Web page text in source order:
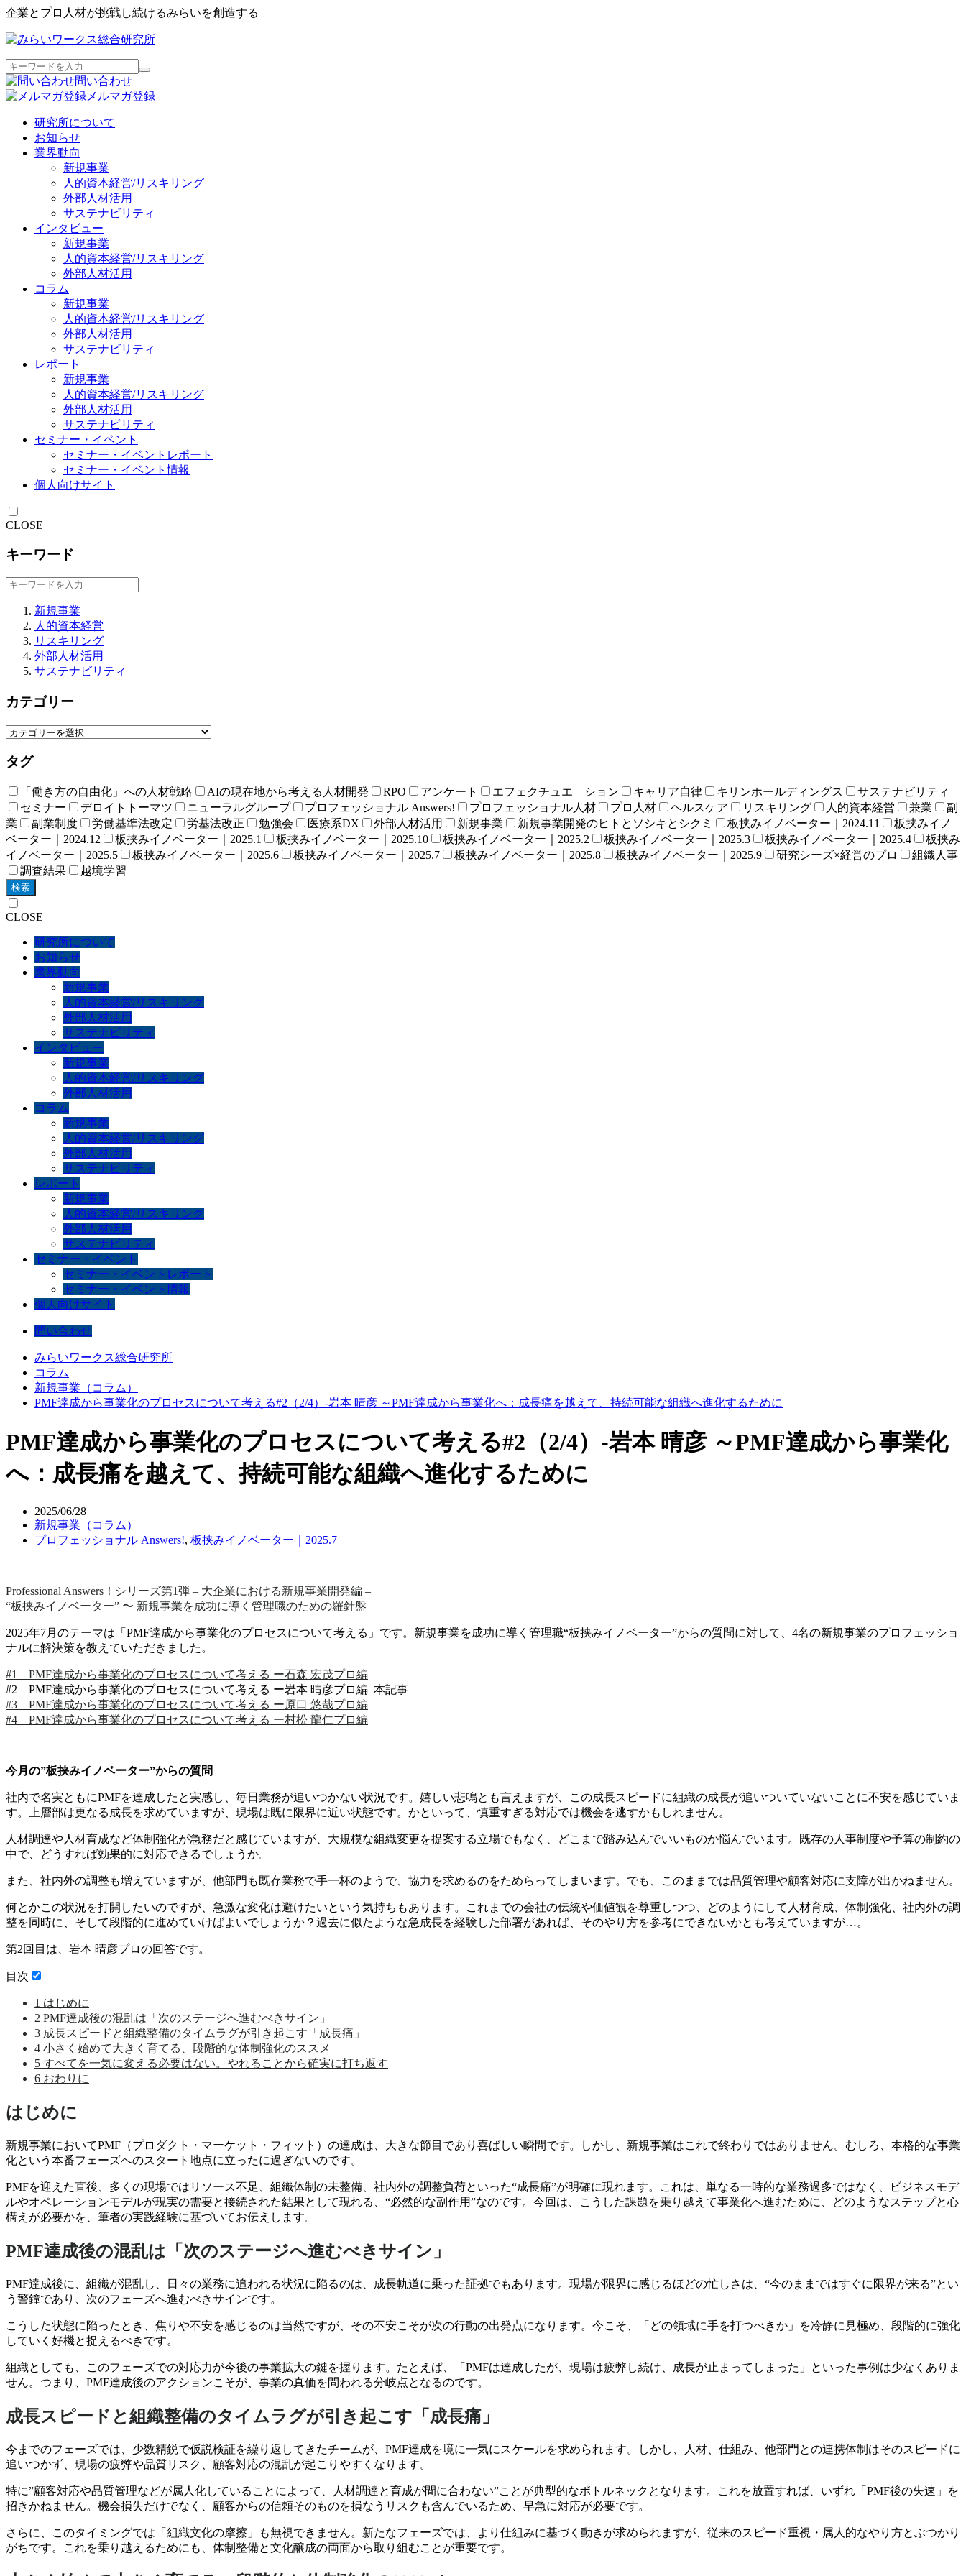
企業とプロ人材が挑戦し続けるみらいを創造する
問い合わせ
メルマガ登録
研究所について
お知らせ
業界動向
新規事業
人的資本経営/リスキリング
外部人材活用
サステナビリティ
インタビュー
新規事業
人的資本経営/リスキリング
外部人材活用
コラム
新規事業
人的資本経営/リスキリング
外部人材活用
サステナビリティ
レポート
新規事業
人的資本経営/リスキリング
外部人材活用
サステナビリティ
セミナー・イベント
セミナー・イベントレポート
セミナー・イベント情報
個人向けサイト
CLOSE
キーワード
新規事業
人的資本経営
リスキリング
外部人材活用
サステナビリティ
カテゴリー
タグ
「働き方の自由化」への人材戦略 AIの現在地から考える人材開発 RPO アンケート エフェクチュエ―ション キャリア自律 キリンホールディングス
サステナビリティ
セミナー
デロイトトーマツ ニューラルグループ プロフェッショナル Answers! プロフェッショナル人材 プロ人材 ヘルスケア リスキリング 人的資本経営 兼業
副
業
副業制度 労働基準法改定 労基法改正 勉強会 医療系DX 外部人材活用 新規事業 新規事業開発のヒトとソシキとシクミ 板挟みイノベーター｜2024.11
板挟みイノ
ベーター｜2024.12
板挟みイノベーター｜2025.1 板挟みイノベーター｜2025.10 板挟みイノベーター｜2025.2 板挟みイノベーター｜2025.3 板挟みイノベーター｜2025.4
板挟み
イノベーター｜2025.5
板挟みイノベーター｜2025.6 板挟みイノベーター｜2025.7 板挟みイノベーター｜2025.8 板挟みイノベーター｜2025.9 研究シーズ×経営のプロ
組織人事
調査結果
越境学習
検索
CLOSE
研究所について
お知らせ
業界動向
新規事業
人的資本経営/リスキリング
外部人材活用
サステナビリティ
インタビュー
新規事業
人的資本経営/リスキリング
外部人材活用
コラム
新規事業
人的資本経営/リスキリング
外部人材活用
サステナビリティ
レポート
新規事業
人的資本経営/リスキリング
外部人材活用
サステナビリティ
セミナー・イベント
セミナー・イベントレポート
セミナー・イベント情報
個人向けサイト
問い合わせ
みらいワークス総合研究所
コラム
新規事業（コラム）
PMF達成から事業化のプロセスについて考える#2（2/4）-岩本 晴彦 ～PMF達成から事業化へ：成長痛を越えて、持続可能な組織へ進化するために
PMF達成から事業化のプロセスについて考える#2（2/4）-岩本 晴彦 ～PMF達成から事業化
へ：成長痛を越えて、持続可能な組織へ進化するために
2025/06/28
新規事業（コラム）
プロフェッショナル Answers!, 板挟みイノベーター｜2025.7
Professional Answers！シリーズ第1弾 – 大企業における新規事業開発編 –
“板挟みイノベーター” 〜 新規事業を成功に導く管理職のための羅針盤
2025年7月のテーマは「PMF達成から事業化のプロセスについて考える」です。 新規事業を成功に導く管理職“板挟みイノベーター”からの質問に対して、4名の新規事業のプロフェッショ
ナルに解決策を教えていただきました。
#1 PMF達成から事業化のプロセスについて考える ー石森 宏茂プロ編
#2 PMF達成から事業化のプロセスについて考える ー岩本 晴彦プロ編 本記事
#3 PMF達成から事業化のプロセスについて考える ー原口 悠哉プロ編
#4 PMF達成から事業化のプロセスについて考える ー村松 龍仁プロ編
今月の”板挟みイノベーター”からの質問
社内で名実ともにPMFを達成したと実感し、毎日業務が追いつかない状況です。嬉しい悲鳴とも言えますが、この成長スピードに組織の成長が追いついていないことに不安を感じていま
す。上層部は更なる成長を求めていますが、現場は既に限界に近い状態です。かといって、慎重すぎる対応では機会を逃すかもしれません。
人材調達や人材育成など体制強化が急務だと感じていますが、大規模な組織変更を提案する立場でもなく、どこまで踏み込んでいいものか悩んでいます。既存の人事制度や予算の制約の
中で、どうすれば効果的に対応できるでしょうか。
また、社内外の調整も増えていますが、他部門も既存業務で手一杯のようで、協力を求めるのをためらってしまいます。でも、このままでは品質管理や顧客対応に支障が出かねません。
何とかこの状況を打開したいのですが、急激な変化は避けたいという気持ちもあります。これまでの会社の伝統や価値観を尊重しつつ、どのようにして人材育成、体制強化、社内外の調
整を同時に、そして段階的に進めていけばよいでしょうか？過去に似たような急成長を経験した部署があれば、そのやり方を参考にできないかとも考えていますが…。
第2回目は、岩本 晴彦プロの回答です。
目次
1 はじめに
2 PMF達成後の混乱は「次のステージへ進むべきサイン」
3 成長スピードと組織整備のタイムラグが引き起こす「成長痛」
4 小さく始めて大きく育てる、段階的な体制強化のススメ
5 すべてを一気に変える必要はない。やれることから確実に打ち返す
6 おわりに
はじめに
新規事業においてPMF（プロダクト・マーケット・フィット）の達成は、大きな節目であり喜ばしい瞬間です。しかし、新規事業はこれで終わりではありません。むしろ、本格的な事業
化という本番フェーズへのスタート地点に立ったに過ぎないのです。
PMFを迎えた直後、多くの現場ではリソース不足、組織体制の未整備、社内外の調整負荷といった“成長痛”が明確に現れます。これは、単なる一時的な業務過多ではなく、ビジネスモデ
ルやオペレーションモデルが現実の需要と接続された結果として現れる、“必然的な副作用”なのです。今回は、こうした課題を乗り越えて事業化へ進むために、どのようなステップと心
構えが必要かを、筆者の実践経験に基づいてお伝えします。
PMF達成後の混乱は「次のステージへ進むべきサイン」
PMF達成後に、組織が混乱し、日々の業務に追われる状況に陥るのは、成長軌道に乗った証拠でもあります。現場が限界に感じるほどの忙しさは、“今のままではすぐに限界が来る”とい
う警鐘であり、次のフェーズへ進むべきサインです。
こうした状態に陥ったとき、焦りや不安を感じるのは当然ですが、その不安こそが次の行動の出発点になります。今こそ、「どの領域に手を打つべきか」を冷静に見極め、段階的に強化
していく好機と捉えるべきです。
組織としても、このフェーズでの対応力が今後の事業拡大の鍵を握ります。たとえば、「PMFは達成したが、現場は疲弊し続け、成長が止まってしまった」といった事例は少なくありま
せん。つまり、PMF達成後のアクションこそが、事業の真価を問われる分岐点となるのです。
成長スピードと組織整備のタイムラグが引き起こす「成長痛」
今までのフェーズでは、少数精鋭で仮説検証を繰り返してきたチームが、PMF達成を境に一気にスケールを求められます。しかし、人材、仕組み、他部門との連携体制はそのスピードに
追いつかず、現場の疲弊や品質リスク、顧客対応の混乱が起こりやすくなります。
特に”顧客対応や品質管理などが属人化していることによって、人材調達と育成が間に合わない”ことが典型的なボトルネックとなります。これを放置すれば、いずれ「PMF後の失速」を
招きかねません。機会損失だけでなく、顧客からの信頼そのものを損なうリスクも含んでいるため、早急に対応が必要です。
さらに、このタイミングでは「組織文化の摩擦」も無視できません。新たなフェーズでは、より仕組みに基づく動きが求められますが、従来のスピード重視・属人的なやり方とぶつかり
がちです。これを乗り越えるためにも、体制整備と文化醸成の両面から取り組むことが重要です。